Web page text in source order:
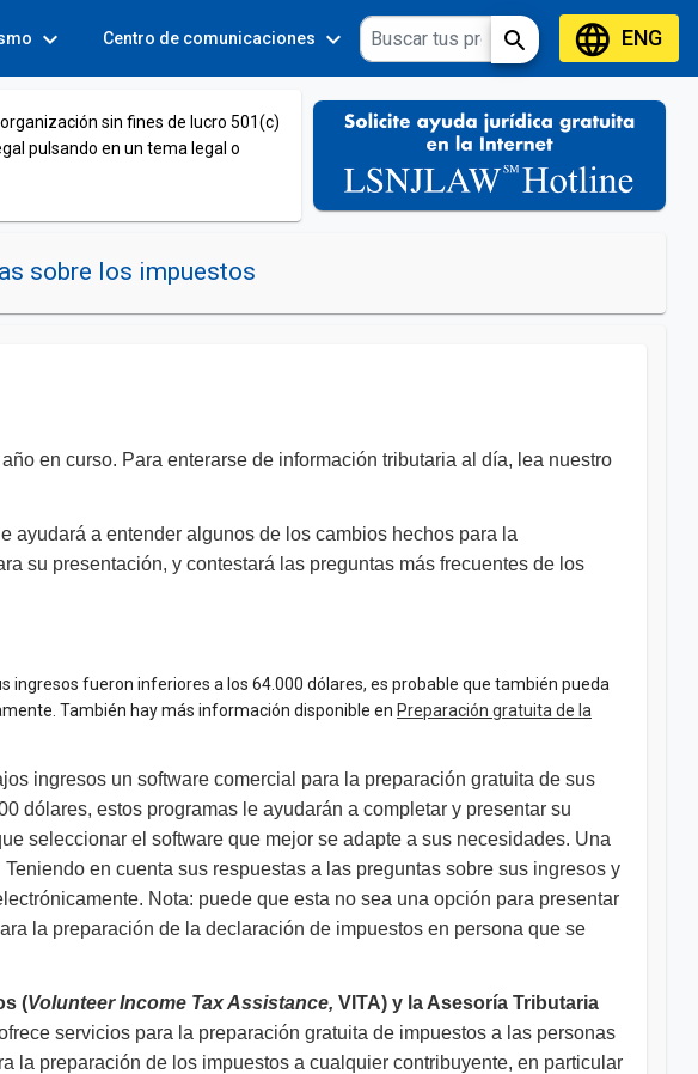
expand_more Centro de comunicaciones expand_more Toolsexpand_more search languageENG
sin fines de lucro 501(c)
pulsando en un tema legal o
sobre los impuestos
en curso. Para enterarse de información tributaria al día, lea nuestro
ayudará a entender algunos de los cambios hechos para la
su presentación, y contestará las preguntas más frecuentes de los
ingresos fueron inferiores a los 64.000 dólares, es probable que también pueda
También hay más información disponible en Preparación gratuita de la
ingresos un software comercial para la preparación gratuita de sus
dólares, estos programas le ayudarán a completar y presentar su
seleccionar el software que mejor se adapte a sus necesidades. Una
en cuenta sus respuestas a las preguntas sobre sus ingresos y
Nota: puede que esta no sea una opción para presentar
la preparación de la declaración de impuestos en persona que se
(Volunteer Income Tax Assistance, VITA) y la Asesoría Tributaria
servicios para la preparación gratuita de impuestos a las personas
la preparación de los impuestos a cualquier contribuyente, en particular